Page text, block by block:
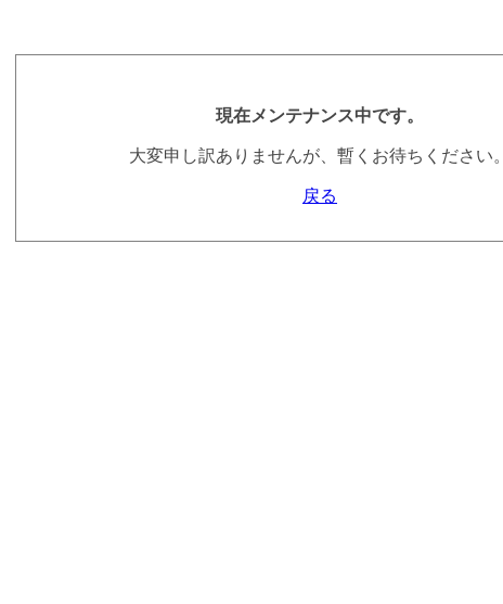
現在メンテナンス中です。
大変申し訳ありませんが、暫くお待ちください。
戻る